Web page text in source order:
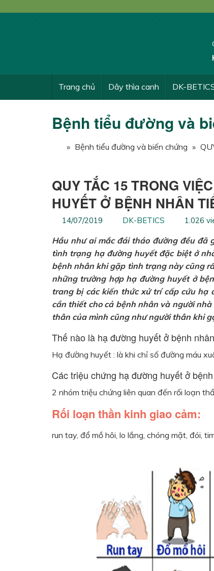
Trang chủ Dây thìa canh DK-
Bệnh tiểu đường và
» Bệnh tiểu đường và biến chứng »
QUY TẮC 15 TRONG
HUYẾT Ở BỆNH NHÂN
14/07/2019 DK-BETICS 1.026
Hầu như ai mắc đái tháo đường đều đã
tình trạng hạ đường huyết đặc biệt ở
bệnh nhân khi gặp tình trạng này cũng
những trường hợp hạ đường huyết ở
trang bị các kiến thức xử trí cấp cứu
cần thiết cho cả bệnh nhân và người
thân của mình cũng như người thân khi
Thế nào là hạ đường huyết ở bệnh
Hạ đường huyết : là khi chỉ số đường máu
Các triệu chứng hạ đường huyết ở
2 nhóm triệu chứng liên quan đến rối loạn
Rối loạn thần kinh giao cảm:
run tay, đổ mồ hôi, lo lắng, chóng mặt, đói,